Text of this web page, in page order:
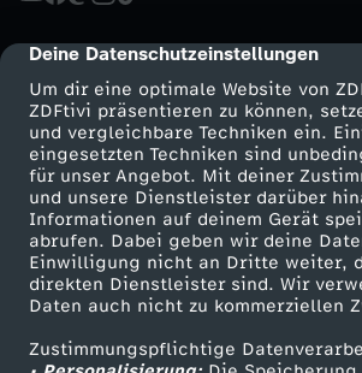
cmp-dialog-description
Deine Datenschutzeinstellungen
Um dir eine optimale Website von
ZDFtivi präsentieren zu können,
und vergleichbare Techniken ein.
eingesetzten Techniken sind
für unser Angebot. Mit deiner
und unsere Dienstleister darüber
Informationen auf deinem Gerät
abrufen. Dabei geben wir deine
Einwilligung nicht an Dritte weiter,
direkten Dienstleister sind. Wir
Daten auch nicht zu kommerziellen
Zustimmungspflichtige
c
h
-
H
a
ß
Mehr ZDF
ZDF-Apps
Smart TV
ZDFtext
Livestreams
Service
Kontakt
Tickets